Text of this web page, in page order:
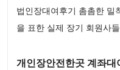
법인장대여후기 촘촘한 밀
을 표한 실제 장기 회원사
개인장안전한곳 계좌